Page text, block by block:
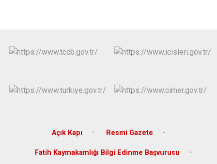
Açık Kapı Resmi Gazete
Fatih Kaymakamlığı Bilgi Edinme Başvurusu